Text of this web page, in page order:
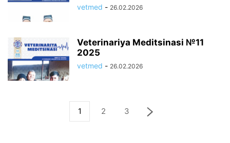
vetmed - 26.02.2026
Veterinariya Meditsinasi №11
2025
vetmed - 26.02.2026
1 2 3